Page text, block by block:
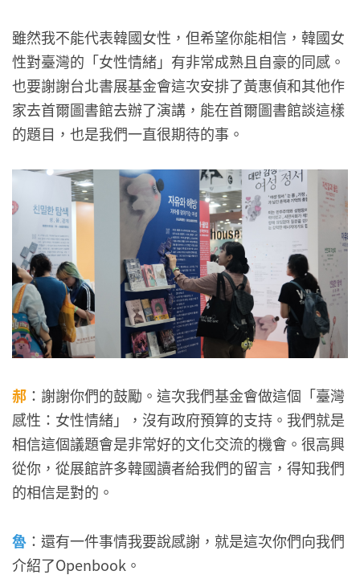
雖然我不能代表韓國女性，但希望你能相信，韓國女
性對臺灣的「女性情緒」有非常成熟且自豪的同感。
也要謝謝台北書展基金會這次安排了黃惠偵和其他作
家去首爾圖書館去辦了演講，能在首爾圖書館談這樣
的題目，也是我們一直很期待的事。
郝 ：謝謝你們的鼓勵。這次我們基金會做這個「臺灣
感性：女性情緒」，沒有政府預算的支持。我們就是
相信這個議題會是非常好的文化交流的機會。很高興
從你，從展館許多韓國讀者給我們的留言，得知我們
的相信是對的。
魯 ：還有一件事情我要說感謝，就是這次你們向我們
介紹了Openbook。